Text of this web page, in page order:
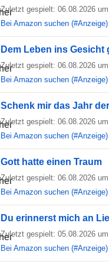
Zuletzt gespielt: 06.08.2026
Bei Amazon suchen (#Anzeige)
Dem Leben ins Gesicht
Zuletzt gespielt: 06.08.2026
Bei Amazon suchen (#Anzeige)
Schenk mir das Jahr
Zuletzt gespielt: 06.08.2026
Bei Amazon suchen (#Anzeige)
Gott hatte einen Traum
Zuletzt gespielt: 06.08.2026
Bei Amazon suchen (#Anzeige)
Du erinnerst mich an
Zuletzt gespielt: 05.08.2026
Bei Amazon suchen (#Anzeige)